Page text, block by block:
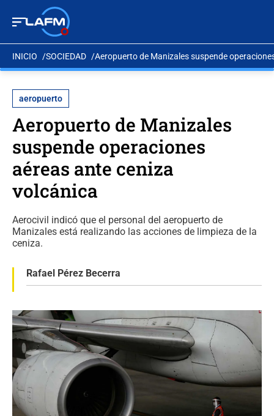
INICIO SOCIEDAD Aeropuerto de Manizales suspende
aeropuerto
Aeropuerto de Manizales
suspende operaciones
aéreas ante ceniza
volcánica
Aerocivil indicó que el personal del aeropuerto de
Manizales está realizando las acciones de limpieza de la
ceniza.
Rafael Pérez Becerra